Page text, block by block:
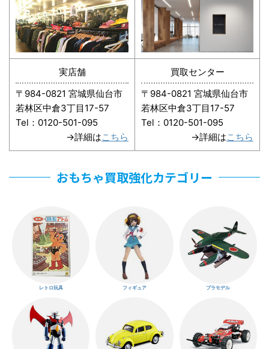
実店舗
〒984-0821 宮城県仙台市
若林区中倉3丁目17-57
Tel：0120-501-095
→詳細はこちら
買取センター
〒984-0821 宮城県仙台市
若林区中倉3丁目17-57
Tel：0120-501-095
→詳細はこちら
おもちゃ買取強化カテゴリー
レトロ玩具 フィギュア プラモデル